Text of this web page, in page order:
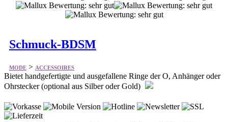
Schmuck-BDSM
MODE > ACCESSOIRES
Bietet handgefertigte und ausgefallene Ringe der O, Anhänger oder
Ohrstecker (optional aus Silber oder Gold)